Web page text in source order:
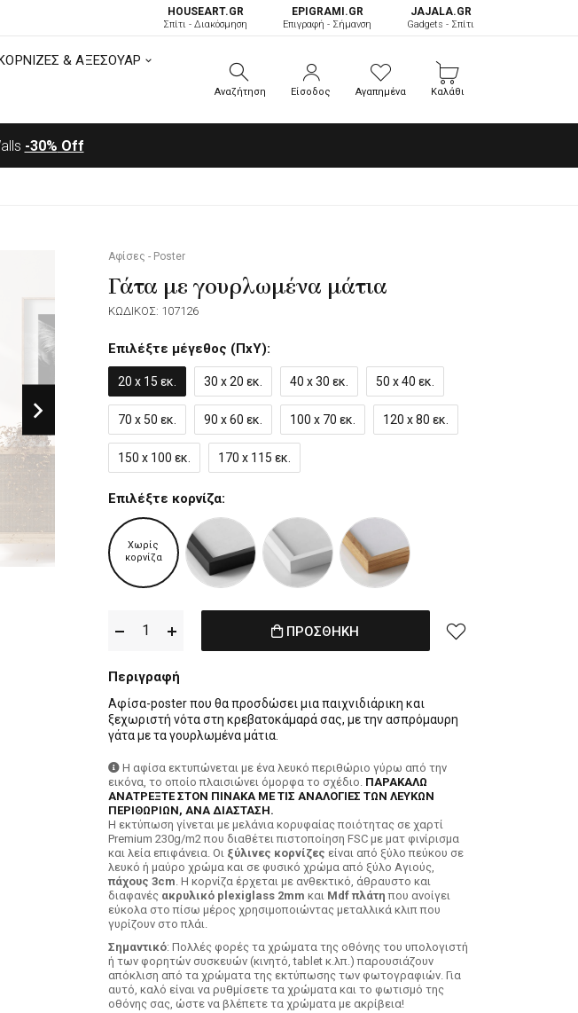
HOUSEART.GR
Σπίτι - Διακόσμηση
ΕPIGRAMI.GR
Επιγραφή - Σήμανση
JAJALA.GR
Gadgets - Σπίτι
& ΑΞΕΣΟΥΑΡ
Αναζήτηση Είσοδος Αγαπημένα Καλάθι
-30% Off
Αφίσες - Poster
Γάτα με γουρλωμένα μάτια
ΚΩΔΙΚΟΣ: 107126
Επιλέξτε μέγεθος (ΠxΥ):
20 x 15 εκ. 30 x 20 εκ. 40 x 30 εκ. 50 x 40 εκ.
70 x 50 εκ. 90 x 60 εκ. 100 x 70 εκ. 120 x 80 εκ.
150 x 100 εκ. 170 x 115 εκ.
Επιλέξτε κορνίζα:
Χωρίς
κορνίζα
ΠΡΟΣΘΗΚΗ
Περιγραφή
Αφίσα-poster που θα προσδώσει μια παιχνιδιάρικη και
ξεχωριστή νότα στη κρεβατοκάμαρά σας, με την ασπρόμαυρη
γάτα με τα γουρλωμένα μάτια.
Η αφίσα εκτυπώνεται με ένα λευκό περιθώριο γύρω από την
εικόνα, το οποίο πλαισιώνει όμορφα το σχέδιο. ΠΑΡΑΚΑΛΩ
ΑΝΑΤΡΕΞΤΕ ΣΤΟΝ ΠΙΝΑΚΑ ΜΕ ΤΙΣ ΑΝΑΛΟΓΙΕΣ ΤΩΝ ΛΕΥΚΩΝ
ΠΕΡΙΘΩΡΙΩΝ, ΑΝΑ ΔΙΑΣΤΑΣΗ.
H εκτύπωση γίνεται με μελάνια κορυφαίας ποιότητας σε χαρτί
Premium 230g/m2 που διαθέτει πιστοποίηση FSC με ματ φινίρισμα
και λεία επιφάνεια. Οι ξύλινες κορνίζες είναι από ξύλο πεύκου σε
λευκό ή μαύρο χρώμα και σε φυσικό χρώμα από ξύλο Αγιούς,
πάχους 3cm. Η κορνίζα έρχεται με ανθεκτικό, άθραυστο και
διαφανές ακρυλικό plexiglass 2mm και Mdf πλάτη που ανοίγει
εύκολα στο πίσω μέρος χρησιμοποιώντας μεταλλικά κλιπ που
γυρίζουν στο πλάι.
Σημαντικό: Πολλές φορές τα χρώματα της οθόνης του υπολογιστή
ή των φορητών συσκευών (κινητό, tablet κ.λπ.) παρουσιάζουν
απόκλιση από τα χρώματα της εκτύπωσης των φωτογραφιών. Για
αυτό, καλό είναι να ρυθμίσετε τα χρώματα και το φωτισμό της
οθόνης σας, ώστε να βλέπετε τα χρώματα με ακρίβεια!